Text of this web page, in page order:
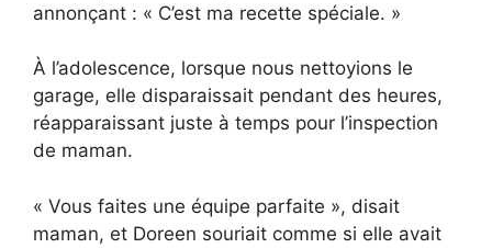
annonçant : « C’est ma recette spéciale. »
À l’adolescence, lorsque nous nettoyions le
garage, elle disparaissait pendant des heures,
réapparaissant juste à temps pour l’inspection
de maman.
« Vous faites une équipe parfaite », disait
maman, et Doreen souriait comme si elle avait